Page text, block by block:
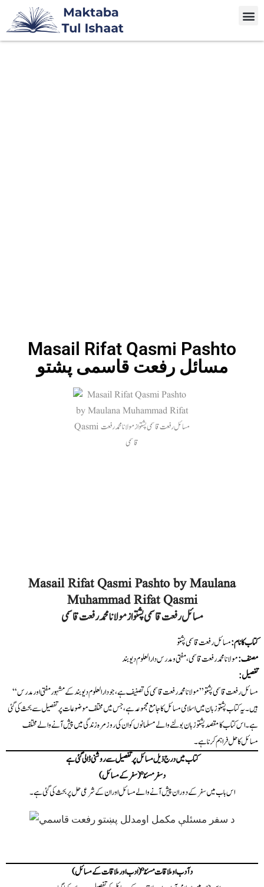
Masail Rifat Qasmi Pashto
مسائل رفعت قاسمی پشتو
Masail Rifat Qasmi Pashto by Maulana
Muhammad Rifat Qasmi
مسائل رفعت قاسمی پشتو از مولانا محمد رفعت قاسمی
کتاب کا نام:مسائل رفعت قاسمی پشتو
مصنف:مولانا محمد رفعت قاسمی، مفتی و مدرس دارالعلوم دیوبند
:تفصیل
“مسائل رفعت قاسمی پشتو” مولانا محمد رفعت قاسمی کی تصنیف ہے، جو دارالعلوم دیوبند کے مشہور مفتی اور مدرس
ہیں۔ یہ کتاب پشتو زبان میں اسلامی مسائل کا جامع مجموعہ ہے، جس میں مختلف موضوعات پر تفصیل سے بحث کی گئی
ہے۔ اس کتاب کا مقصد پشتو زبان بولنے والے مسلمانوں کو ان کی روزمرہ زندگی میں پیش آنے والے مختلف
مسائل کا حل فراہم کرنا ہے۔
کتاب میں درج ذیل مسائل پر تفصیل سے روشنی ڈالی گئی ہے
د سفر مسئلې (سفر کے مسائل)
اس باب میں سفر کے دوران پیش آنے والے مسائل اور ان کے شرعی حل پر بحث کی گئی ہے۔
د آدب او ملاقات مسئلې (ادب اور ملاقات کے مسائل)